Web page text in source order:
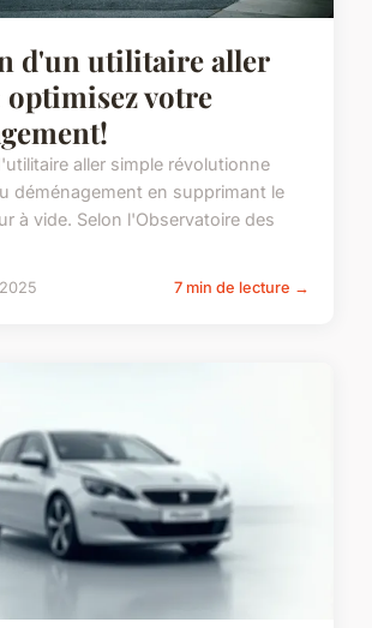
d'un utilitaire aller
optimisez votre
aller simple révolutionne
déménagement en supprimant le
à vide. Selon l'Observatoire des
7 min de lecture →